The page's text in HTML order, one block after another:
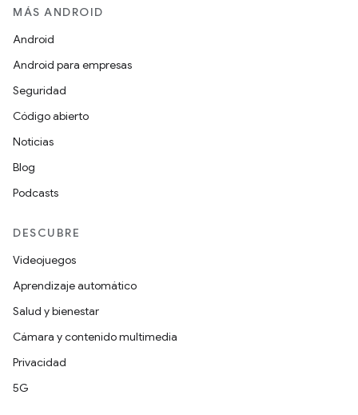
MÁS ANDROID
Android
Android para empresas
Seguridad
Código abierto
Noticias
Blog
Podcasts
DESCUBRE
Videojuegos
Aprendizaje automático
Salud y bienestar
Cámara y contenido multimedia
Privacidad
5G